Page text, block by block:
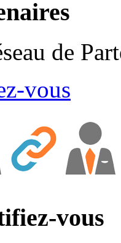
de
vous
vous